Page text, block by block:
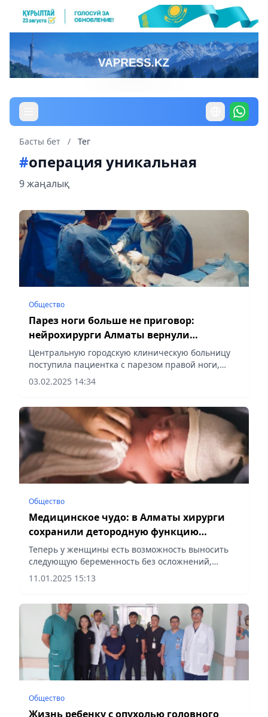
Басты бет / Тег
#операция уникальная
9 жаңалық
Общество
Парез ноги больше не приговор:
нейрохирурги Алматы вернули
пациентке движение
Центральную городскую клиническую больницу
поступила пациентка с парезом правой ноги,
сообщает Vecher.kz.
03.02.2025 14:34
Общество
Медицинское чудо: в Алматы хирурги
сохранили детородную функцию
женщины
Теперь у женщины есть возможность выносить
следующую беременность без осложнений,
сообщает Vecher.kz. В Городской перинатальный
центр №2 Алматы экстренно поступила 34-летняя
11.01.2025 15:13
Общество
Жизнь ребенку с опухолью головного